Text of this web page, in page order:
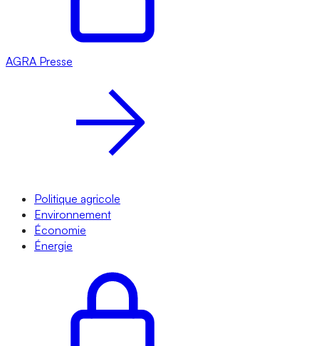
AGRA Presse
Politique agricole
Environnement
Économie
Énergie